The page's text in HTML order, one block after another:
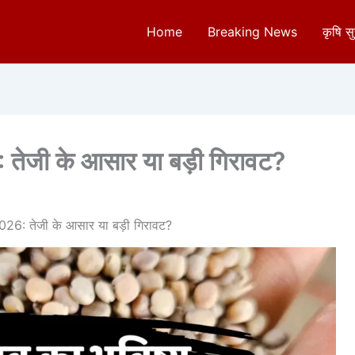
Home Breaking News कृषि
के आसार या बड़ी गिरावट?
तेजी के आसार या बड़ी गिरावट?